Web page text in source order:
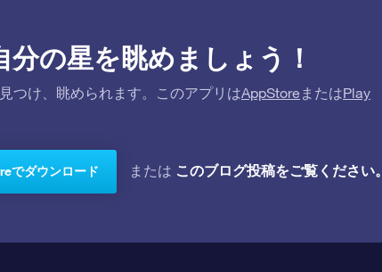
の星を眺めましょう！
つけ、眺められます。このアプリはAppStore またはPlay
でダウンロード または このブログ投稿をご覧ください。